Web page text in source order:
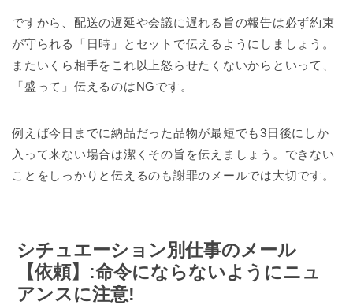
ですから、配送の遅延や会議に遅れる旨の報告は必ず約束
が守られる「日時」とセットで伝えるようにしましょう。
またいくら相手をこれ以上怒らせたくないからといって、
「盛って」伝えるのはNGです。
例えば今日までに納品だった品物が最短でも3日後にしか
入って来ない場合は潔くその旨を伝えましょう。できない
ことをしっかりと伝えるのも謝罪のメールでは大切です。
シチュエーション別仕事のメール
【依頼】:命令にならないようにニュ
アンスに注意!